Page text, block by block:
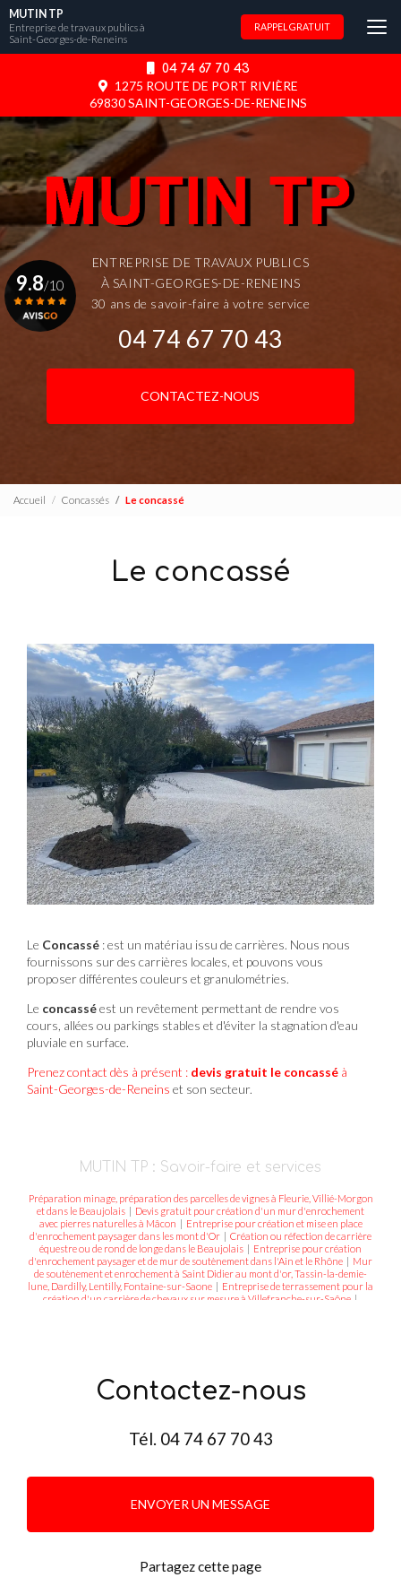
Aller
au
contenu
04 74 67 70 43
1275 ROUTE DE PORT RIVIÈRE
69830 SAINT-GEORGES-DE-RENEINS
MUTIN TP
Entreprise de travaux publics à
Saint-Georges-de-Reneins
RAPPEL GRATUIT
ENTREPRISE DE TRAVAUX PUBLICS
À SAINT-GEORGES-DE-RENEINS
30 ans de savoir-faire à votre service
04 74 67 70 43
CONTACTEZ-NOUS
9.8/10
Accueil Concassés Le concassé
Le concassé
Le Concassé : est un matériau issu de carrières. Nous nous
fournissons sur des carrières locales, et pouvons vous
proposer différentes couleurs et granulométries.
Le concasséest un revêtement permettant de rendre vos
cours, allées ou parkings stables et d'éviter la stagnation d'eau
pluviale en surface.
Prenez contact dès à présent : devis gratuit le concassé à
Saint-Georges-de-Reneins et son secteur.
MUTIN TP : Savoir-faire et services
Préparation minage, préparation des parcelles de vignes à Fleurie, Villié-Morgon
et dans le Beaujolais | Devis gratuit pour création d'un mur d'enrochement
avec pierres naturelles à Mâcon | Entreprise pour création et mise en place
d'enrochement paysager dans les mont d'Or | Création ou réfection de carrière
équestre ou de rond de longe dans le Beaujolais | Entreprise pour création
d'enrochement paysager et de mur de soutènement dans l'Ain et le Rhône | Mur
de soutènement et enrochement à Saint Didier au mont d'or, Tassin-la-demie-
lune, Dardilly, Lentilly, Fontaine-sur-Saone | Entreprise de terrassement pour la
création d'un carrière de chevaux sur mesure à Villefranche-sur-Saône|
d'enrobé dans les Mont D'Or Lyonnais|Réalisation de carrières équestre pour
particulier ou professionnel dans l'Ain|Assainissement non collectif, fosse
Formans, Dracé, Guéreins, St Étienne sur Chalaronne
Contactez-nous
Tél. 04 74 67 70 43
ENVOYER UN MESSAGE
Partagez cette page